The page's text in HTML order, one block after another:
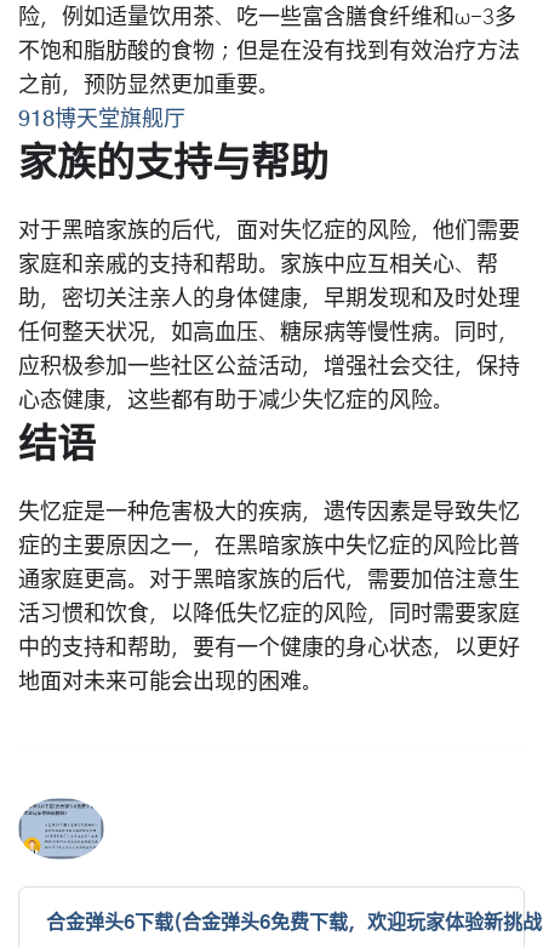
险，例如适量饮用茶、吃一些富含膳食纤维和ω-3多
不饱和脂肪酸的食物；但是在没有找到有效治疗方法
之前，预防显然更加重要。
918博天堂旗舰厅
家族的支持与帮助
对于黑暗家族的后代，面对失忆症的风险，他们需要
家庭和亲戚的支持和帮助。家族中应互相关心、帮
助，密切关注亲人的身体健康，早期发现和及时处理
任何整天状况，如高血压、糖尿病等慢性病。同时，
应积极参加一些社区公益活动，增强社会交往，保持
心态健康，这些都有助于减少失忆症的风险。
结语
失忆症是一种危害极大的疾病，遗传因素是导致失忆
症的主要原因之一，在黑暗家族中失忆症的风险比普
通家庭更高。对于黑暗家族的后代，需要加倍注意生
活习惯和饮食，以降低失忆症的风险，同时需要家庭
中的支持和帮助，要有一个健康的身心状态，以更好
地面对未来可能会出现的困难。
合金弹头6下载(合金弹头6免费下载，欢迎玩家体验新挑